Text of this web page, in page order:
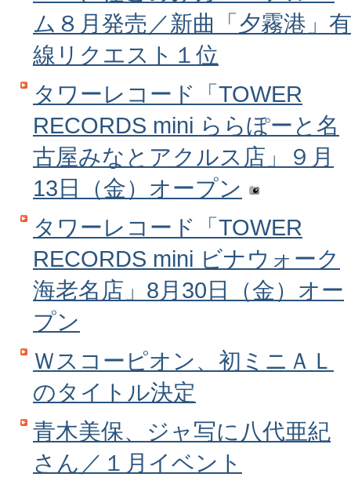
ム８月発売／新曲「夕霧港」有
線リクエスト１位
タワーレコード「TOWER
RECORDS mini ららぽーと名
古屋みなとアクルス店」９月
13日（金）オープン
タワーレコード「TOWER
RECORDS mini ビナウォーク
海老名店」8月30日（金）オー
プン
Ｗスコーピオン、初ミニＡＬ
のタイトル決定
青木美保、ジャ写に八代亜紀
さん／１月イベント